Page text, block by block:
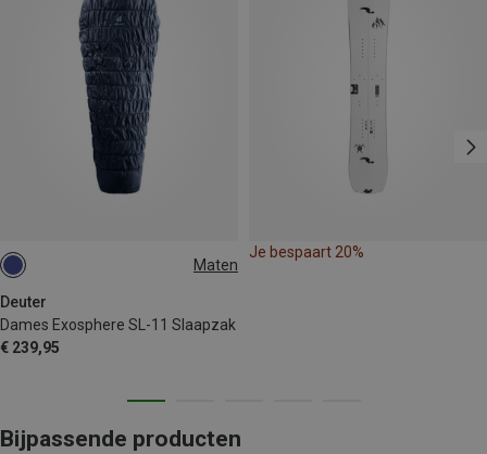
Maten
Deuter
Dames Exosphere SL-11 Slaapzak
€ 239,95
MAX. 175CM | LEFT
Je bespaart 20%
Bijpassende producten